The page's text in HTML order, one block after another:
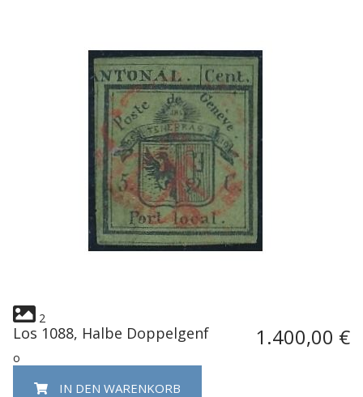
2
Los 1088, Halbe Doppelgenf 1.400,00 €
o
IN DEN WARENKORB